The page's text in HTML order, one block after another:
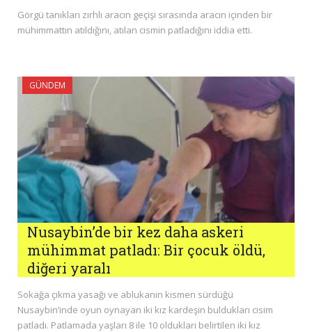
Görgü tanıkları zırhlı aracın geçişi sırasında aracın içinden bir
mühimmattın atıldığını, atılan cismin patladığını iddia etti.
GÜNDEM
Nusaybin’de bir kez daha askeri
mühimmat patladı: Bir çocuk öldü,
diğeri yaralı
Sokağa çıkma yasağı ve ablukanın kısmen sürdüğü
Nusaybin’inde oyun oynayan iki kız kardeşin buldukları cisim
patladı. Patlamada yaşları 8 ile 10 oldukları belirtilen iki kız